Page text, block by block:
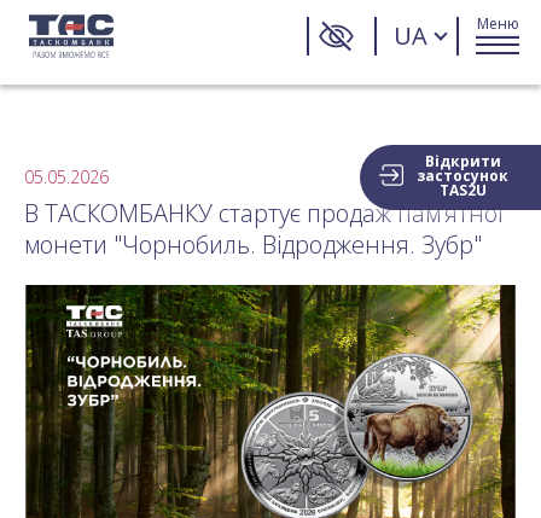
UA Меню
Відкрити
застосунок
TAS2U
05.05.2026
В ТАСКОМБАНКУ стартує продаж пам’ятної
монети "Чорнобиль. Відродження. Зубр"